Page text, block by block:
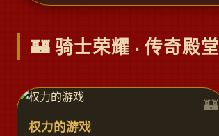
🏰 骑士荣耀 · 传奇殿堂
权力的游戏